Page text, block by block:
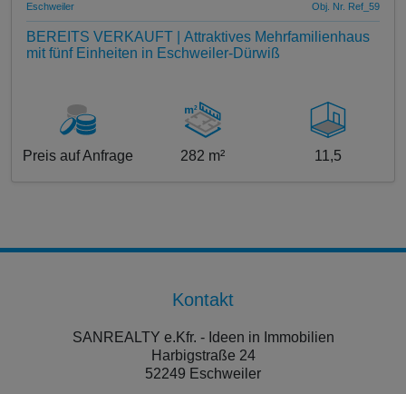
Eschweiler Obj. Nr. Ref_59
BEREITS VERKAUFT | Attraktives Mehrfamilienhaus
mit fünf Einheiten in Eschweiler-Dürwiß
Preis auf Anfrage 282 m² 11,5
Kontakt
SANREALTY e.Kfr. - Ideen in Immobilien
Harbigstraße 24
52249 Eschweiler